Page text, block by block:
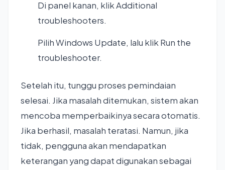
Di panel kanan, klik Additional
troubleshooters.
Pilih Windows Update, lalu klik Run the
troubleshooter.
Setelah itu, tunggu proses pemindaian
selesai. Jika masalah ditemukan, sistem akan
mencoba memperbaikinya secara otomatis.
Jika berhasil, masalah teratasi. Namun, jika
tidak, pengguna akan mendapatkan
keterangan yang dapat digunakan sebagai